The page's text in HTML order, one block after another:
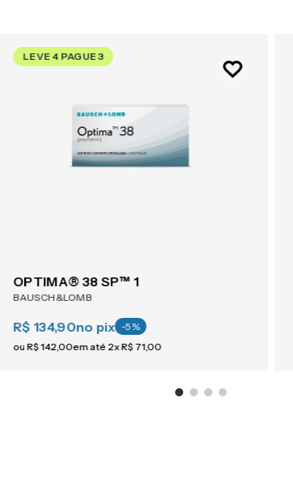
LEVE 4 PAGUE 3
OPTIMA® 38 SP™ 1
BAUSCH&LOMB
R$ 134,90no pix -5%
ouR$142,00em até 2xR$ 71,00